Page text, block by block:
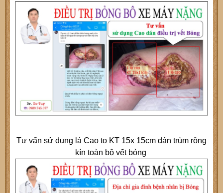
Tư vấn sử dụng lá Cao to KT 15x 15cm dán trùm rộng
kín toàn bộ vết bỏng